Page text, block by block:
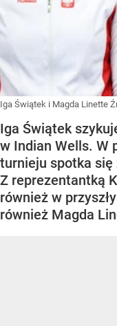
Iga Świątek i Magda Linette
Iga Świątek
w Indian Wells. W
turnieju spotka się
Z reprezentantką
również w
również Magda